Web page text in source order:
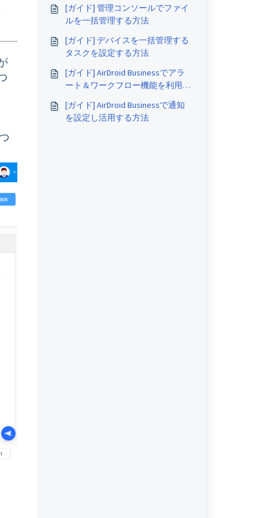
[ガイド] 管理コンソールでファイ
ルを一括管理する方法
[ガイド] デバイスを一括管理する
タスクを設定する方法
[ガイド] AirDroid Businessでアラ
ート＆ワークフロー機能を利用す
[ガイド] AirDroid Businessで通知
を設定し活用する方法